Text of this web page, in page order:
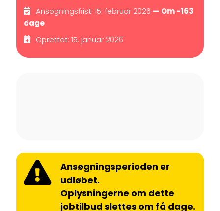
Ansøgningsfrist: 15. februar 2026 — Om -163
dage
Oprettet: 15. januar 2026
Ansøgningsperioden er
udløbet.
Oplysningerne om dette
jobtilbud slettes om få dage.